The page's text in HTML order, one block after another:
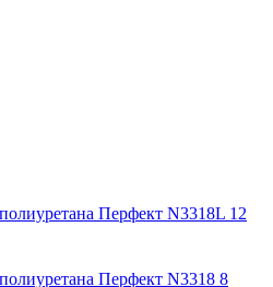
Перфект N3318L 12
Перфект N3318 8